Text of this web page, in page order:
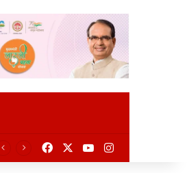
FacebookYouTubeInstagram